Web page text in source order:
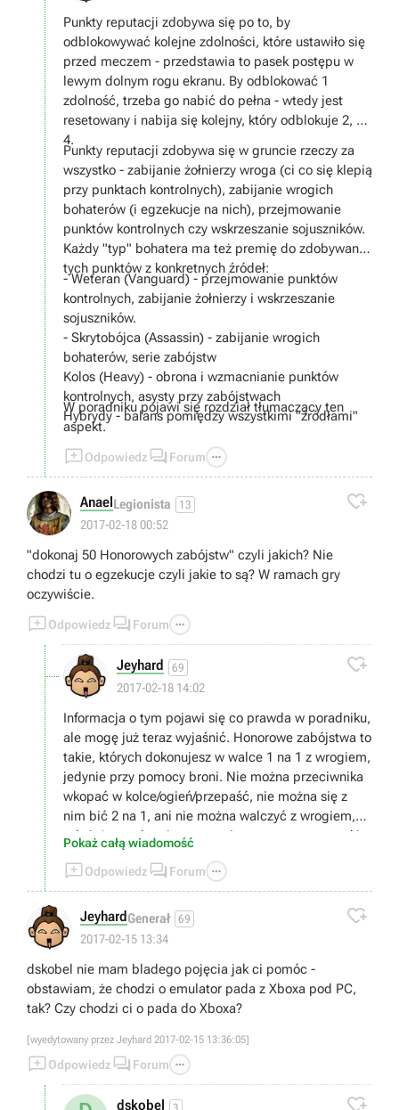
Punkty reputacji zdobywa się po to, by
odblokowywać kolejne zdolności, które ustawiło się
przed meczem - przedstawia to pasek postępu w
lewym dolnym rogu ekranu. By odblokować 1
zdolność, trzeba go nabić do pełna - wtedy jest
resetowany i nabija się kolejny, który odblokuje 2, 3 i
4.
Punkty reputacji zdobywa się w gruncie rzeczy za
wszystko - zabijanie żołnierzy wroga (ci co się klepią
przy punktach kontrolnych), zabijanie wrogich
bohaterów (i egzekucje na nich), przejmowanie
punktów kontrolnych czy wskrzeszanie sojuszników.
Każdy "typ" bohatera ma też premię do zdobywania
tych punktów z konkretnych źródeł:
- Weteran (Vanguard) - przejmowanie punktów
kontrolnych, zabijanie żołnierzy i wskrzeszanie
sojuszników.
- Skrytobójca (Assassin) - zabijanie wrogich
bohaterów, serie zabójstw
Kolos (Heavy) - obrona i wzmacnianie punktów
kontrolnych, asysty przy zabójstwach
Hybrydy - balans pomiędzy wszystkimi "źródłami"
W poradniku pojawi się rozdział tłumaczący ten
aspekt.
Odpowiedz  Forum 
AnaelLegionista 13
2017-02-18 00:52

"dokonaj 50 Honorowych zabójstw" czyli jakich? Nie
chodzi tu o egzekucje czyli jakie to są? W ramach gry
oczywiście.
Odpowiedz  Forum 
Jeyhard 69
2017-02-18 14:02

Informacja o tym pojawi się co prawda w poradniku,
ale mogę już teraz wyjaśnić. Honorowe zabójstwa to
takie, których dokonujesz w walce 1 na 1 z wrogiem,
jedynie przy pomocy broni. Nie można przeciwnika
wkopać w kolce/ogień/przepaść, nie można się z
nim bić 2 na 1, ani nie można walczyć z wrogiem,
gdy już został raniony przez innego gracza - w takim
wypadku zabójstwo nie będzie uznane jako
"honorowe".
Pokaż całą wiadomość
Odpowiedz  Forum 
JeyhardGenerał 69
2017-02-15 13:34

dskobel nie mam bladego pojęcia jak ci pomóc -
obstawiam, że chodzi o emulator pada z Xboxa pod PC,
tak? Czy chodzi ci o pada do Xboxa?
[wyedytowany przez Jeyhard 2017-02-15 13:36:05]
Odpowiedz  Forum 
dskobel 3 